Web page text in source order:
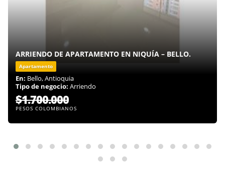
ARRIENDO DE APARTAMENTO EN NIQUÍA – BELLO.
Apartamento
En: Bello, Antioquia
Tipo de negocio: Arriendo
$1.700.000
PESOS COLOMBIANOS